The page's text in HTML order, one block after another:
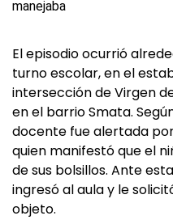
El episodio ocurrió
turno escolar, en el
intersección de Virgen
en el barrio Smata.
docente fue alertada
quien manifestó que el
de sus bolsillos. Ante
ingresó al aula y le
objeto.